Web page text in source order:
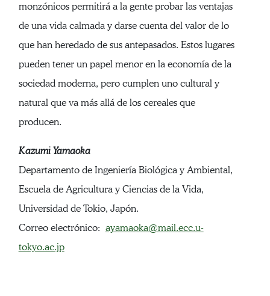
monzónicos permitirá a la gente probar las ventajas
de una vida calmada y darse cuenta del valor de lo
que han heredado de sus antepasados. Estos lugares
pueden tener un papel menor en la economía de la
sociedad moderna, pero cumplen uno cultural y
natural que va más allá de los cereales que
producen.
Kazumi Yamaoka
Departamento de Ingeniería Biológica y Ambiental,
Escuela de Agricultura y Ciencias de la Vida,
Universidad de Tokio, Japón.
Correo electrónico: ayamaoka@mail.ecc.u-
tokyo.ac.jp